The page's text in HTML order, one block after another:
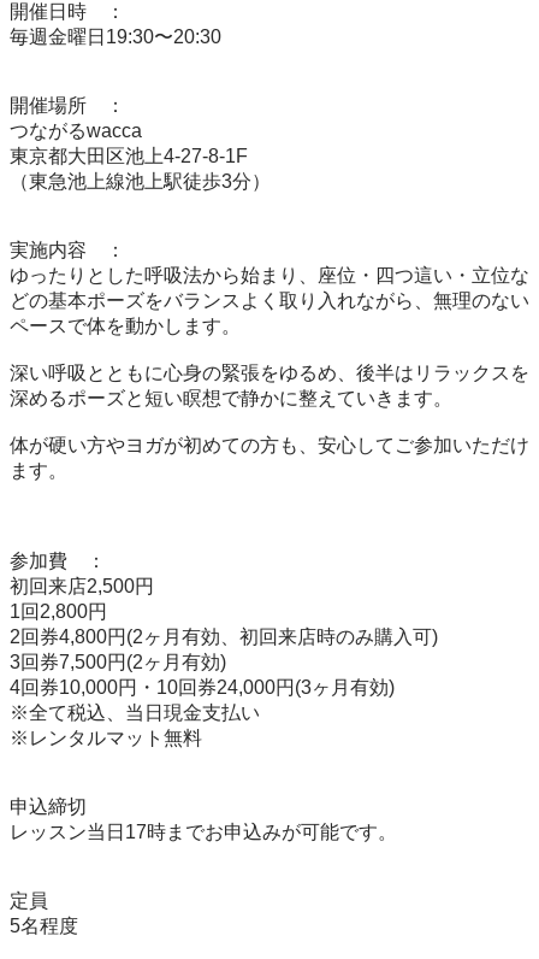
開催日時	：
毎週金曜日19:30〜20:30
開催場所	：
つながるwacca
東京都大田区池上4-27-8-1F
（東急池上線池上駅徒歩3分）
実施内容	：
ゆったりとした呼吸法から始まり、座位・四つ這い・立位な
どの基本ポーズをバランスよく取り入れながら、無理のない
ペースで体を動かします。
深い呼吸とともに心身の緊張をゆるめ、後半はリラックスを
深めるポーズと短い瞑想で静かに整えていきます。
体が硬い方やヨガが初めての方も、安心してご参加いただけ
ます。
参加費	：
初回来店2,500円
1回2,800円
2回券4,800円(2ヶ月有効、初回来店時のみ購入可)
3回券7,500円(2ヶ月有効)
4回券10,000円・10回券24,000円(3ヶ月有効)
※全て税込、当日現金支払い
※レンタルマット無料
申込締切
レッスン当日17時までお申込みが可能です。
定員
5名程度